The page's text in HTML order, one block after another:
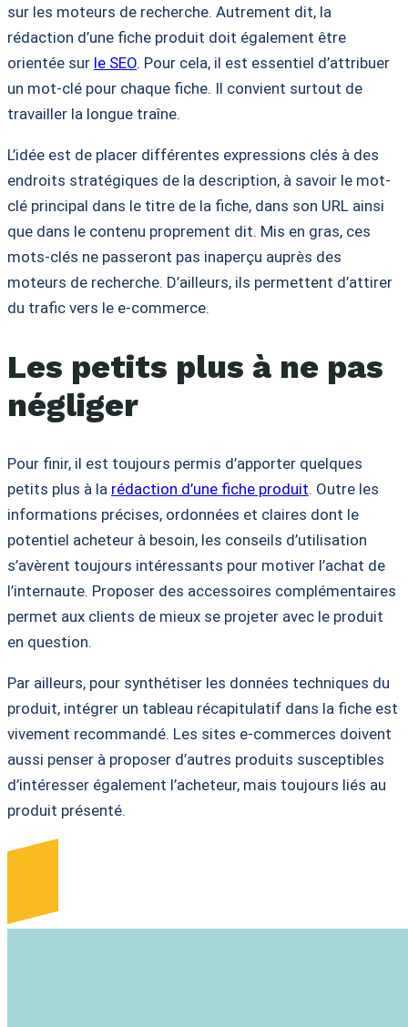
sur les moteurs de recherche. Autrement dit, la
rédaction d’une fiche produit doit également être
orientée sur le SEO. Pour cela, il est essentiel d’attribuer
un mot-clé pour chaque fiche. Il convient surtout de
travailler la longue traîne.
L’idée est de placer différentes expressions clés à des
endroits stratégiques de la description, à savoir le mot-
clé principal dans le titre de la fiche, dans son URL ainsi
que dans le contenu proprement dit. Mis en gras, ces
mots-clés ne passeront pas inaperçu auprès des
moteurs de recherche. D’ailleurs, ils permettent d’attirer
du trafic vers le e-commerce.
Les petits plus à ne pas
négliger
Pour finir, il est toujours permis d’apporter quelques
petits plus à la rédaction d’une fiche produit. Outre les
informations précises, ordonnées et claires dont le
potentiel acheteur à besoin, les conseils d’utilisation
s’avèrent toujours intéressants pour motiver l’achat de
l’internaute. Proposer des accessoires complémentaires
permet aux clients de mieux se projeter avec le produit
en question.
Par ailleurs, pour synthétiser les données techniques du
produit, intégrer un tableau récapitulatif dans la fiche est
vivement recommandé. Les sites e-commerces doivent
aussi penser à proposer d’autres produits susceptibles
d’intéresser également l’acheteur, mais toujours liés au
produit présenté.